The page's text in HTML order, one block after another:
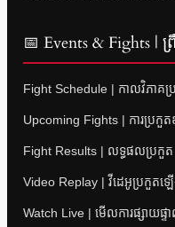
📅 Events & Fights | ព្
Fight Schedule | កាលវិភាគប្
Upcoming Fights | ការប្រកួ
Fight Results | លទ្ធផលប្រកួត
Video Replay | វីដេអូប្រកួតឡ
Watch Live | មើលការផ្សាយផ្ទ